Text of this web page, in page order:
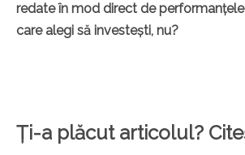
redate în mod direct de
care alegi să investești, nu?
Ți-a plăcut articolul?